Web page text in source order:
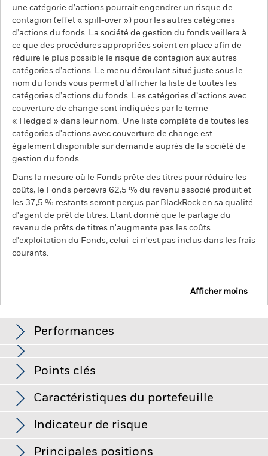
une catégorie d’actions pourrait engendrer un risque de
contagion (effet « spill-over ») pour les autres catégories
d’actions du fonds. La société de gestion du fonds veillera à
ce que des procédures appropriées soient en place afin de
réduire le plus possible le risque de contagion aux autres
catégories d’actions. Le menu déroulant situé juste sous le
nom du fonds vous permet d’afficher la liste de toutes les
catégories d’actions du fonds. Les catégories d’actions avec
couverture de change sont indiquées par le terme
« Hedged » dans leur nom. Une liste complète de toutes les
catégories d'actions avec couverture de change est
également disponible sur demande auprès de la société de
gestion du fonds.
Dans la mesure où le Fonds prête des titres pour réduire les
coûts, le Fonds percevra 62,5 % du revenu associé produit et
les 37,5 % restants seront perçus par BlackRock en sa qualité
d'agent de prêt de titres. Etant donné que le partage du
revenu de prêts de titres n'augmente pas les coûts
d'exploitation du Fonds, celui-ci n'est pas inclus dans les frais
courants.
Afficher moins
Performances
Voir le graphique complet
Performances
Les investissements en titres technologiques sont soumis
aux risques d’absence ou de perte de droits de propriété
intellectuelle et à l’évolution rapide de la technologie, des
règlementations nationales et de la concurrence. Les
marchés émergents sont généralement plus sensibles aux
conditions économiques et politiques que les marchés
développés. D'autres facteurs incluent un « Risque de
liquidité » plus élevé, des restrictions à l'investissement ou au
transfert d'actifs, l'échec/le retard de livraison de titres ou de
Points clés
Net Assets of Fund
Date de lancement du Fonds 10/juil./2020
Caractéristiques du portefeuille
Nombre de positions
Indicateur de risque
Principales positions